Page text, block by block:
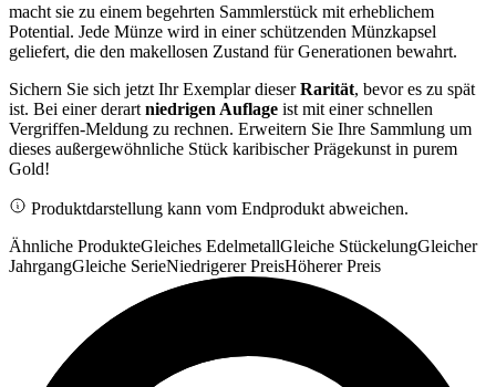
macht sie zu einem begehrten Sammlerstück mit erheblichem
Potential. Jede Münze wird in einer schützenden Münzkapsel
geliefert, die den makellosen Zustand für Generationen bewahrt.
Sichern Sie sich jetzt Ihr Exemplar dieserRarität, bevor es zu spät
ist. Bei einer derart niedrigen Auflage ist mit einer schnellen
Vergriffen-Meldung zu rechnen. Erweitern Sie Ihre Sammlung um
dieses außergewöhnliche Stück karibischer Prägekunst in purem
Gold!
Produktdarstellung kann vom Endprodukt abweichen.
Ähnliche ProdukteGleiches EdelmetallGleiche StückelungGleicher
JahrgangGleiche SerieNiedrigerer PreisHöherer Preis